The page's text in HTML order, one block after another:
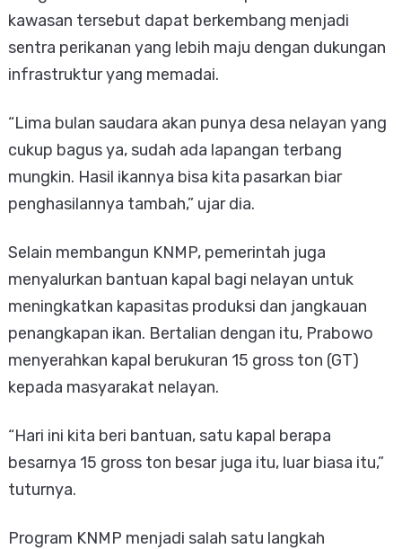
kawasan tersebut dapat berkembang menjadi
sentra perikanan yang lebih maju dengan dukungan
infrastruktur yang memadai.
“Lima bulan saudara akan punya desa nelayan yang
cukup bagus ya, sudah ada lapangan terbang
mungkin. Hasil ikannya bisa kita pasarkan biar
penghasilannya tambah,” ujar dia.
Selain membangun KNMP, pemerintah juga
menyalurkan bantuan kapal bagi nelayan untuk
meningkatkan kapasitas produksi dan jangkauan
penangkapan ikan. Bertalian dengan itu, Prabowo
menyerahkan kapal berukuran 15 gross ton (GT)
kepada masyarakat nelayan.
“Hari ini kita beri bantuan, satu kapal berapa
besarnya 15 gross ton besar juga itu, luar biasa itu,”
tuturnya.
Program KNMP menjadi salah satu langkah